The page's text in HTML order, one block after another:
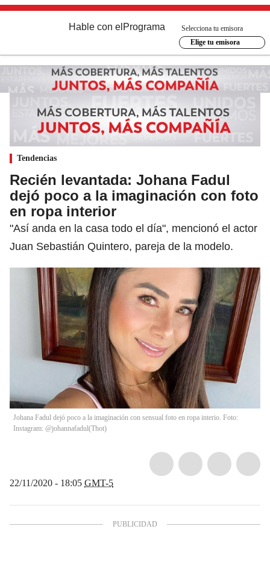
Hable con el Programa
Selecciona tu emisora
Elige tu emisora
Tendencias
Recién levantada: Johana Fadul
dejó poco a la imaginación con foto
en ropa interior
"Así anda en la casa todo el día", mencionó el actor
Juan Sebastián Quintero, pareja de la modelo.
Johana Fadul dejó poco a la imaginación con sensual foto en ropa interio. Foto:
Instagram: @johannafadul(Thot)
22/11/2020 - 18:05 GMT-5